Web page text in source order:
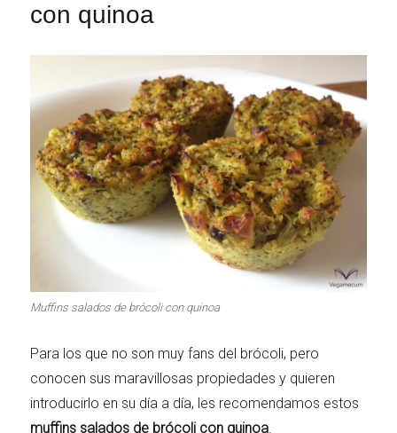
con quinoa
Muffins salados de brócoli con quinoa
Para los que no son muy fans del brócoli, pero
conocen sus maravillosas propiedades y quieren
introducirlo en su día a día, les recomendamos estos
muffins salados de brócoli con quinoa